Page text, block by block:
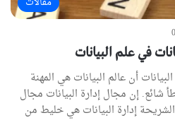
0
في علم البيانات
أن عالم البيانات هي المهنة
شائع. إن مجال إدارة البيانات مجال
إدارة البيانات هي خليط من